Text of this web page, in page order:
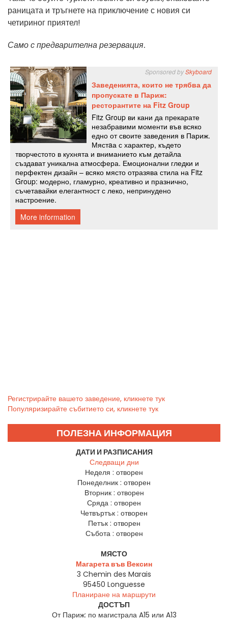
раницата и тръгнете на приключение с новия си
четириног приятел!
Само с предварителна резервация.
Регистрирайте вашето заведение, кликнете тук
Популяризирайте събитието си, кликнете тук
ПОЛЕЗНА ИНФОРМАЦИЯ
ДАТИ И РАЗПИСАНИЯ
Следващи дни
Неделя : отворен
Понеделник : отворен
Вторник : отворен
Сряда : отворен
Четвъртък : отворен
Петък : отворен
Събота : отворен
МЯСТО
Магарета във Вексин
3 Chemin des Marais
95450 Longuesse
Планиране на маршрути
ДОСТЪП
От Париж: по магистрала A15 или A13